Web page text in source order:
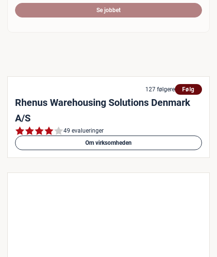
Se jobbet
127 følgere Følg
Rhenus Warehousing Solutions Denmark
A/S
49 evalueringer
Om virksomheden